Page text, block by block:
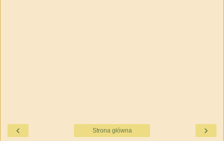
‹ ›
Strona główna